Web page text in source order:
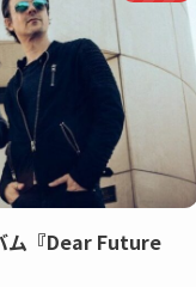
ム『Dear Future